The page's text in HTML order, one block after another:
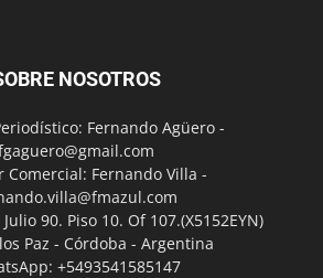
NOSOTROS
Fernando Agüero -
Comercial: Fernando Villa -
90. Piso 10. Of 107.(X5152EYN)
Paz - Córdoba - Argentina
+5493541585147